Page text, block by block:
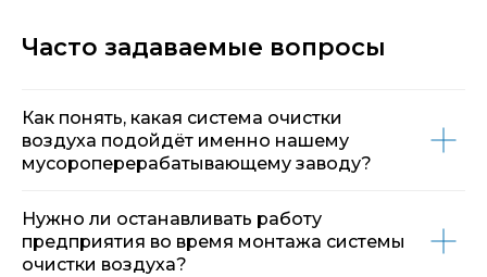
Часто задаваемые вопросы
Как понять, какая система очистки
воздуха подойдёт именно нашему
мусороперерабатывающему заводу?
Нужно ли останавливать работу
предприятия во время монтажа системы
очистки воздуха?
Продвижение сайта
На сайте используется сервис